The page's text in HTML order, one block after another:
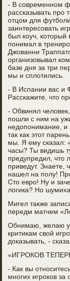
- В современном
рассказывать про
отцом для
заинтересовать
был коуч,
понимал в
Джованни
организовывал
базе дня за три
мы и сплотились.
- В Испании вас и
Расскажите, что
- Обвинял
пошли с ним на
недопонимание, и
так как этот
мы. Я ему сказал:
часы? Ты видишь
предупредил, что
приведут. Знаете,
нашел на полу!
Сто евро! Ну и
логика? Но
Мигел также
передм матчем
Обнимаю, желаю
критикам свой
доказывать, -
«ИГРОКОВ
- Как вы
многих игроков